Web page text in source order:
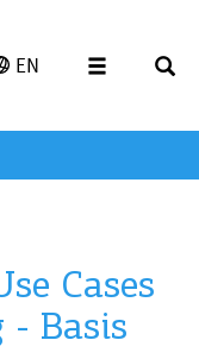
EN
Cases
Basis